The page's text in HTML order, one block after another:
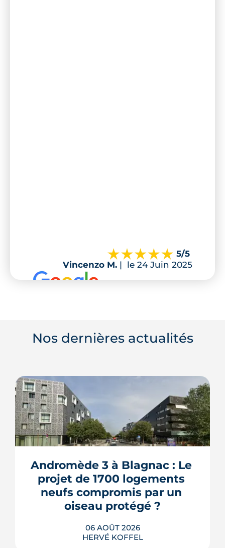
5/5
Vincenzo M. | le 24 Juin 2025
Nos dernières actualités
Andromède 3 à Blagnac : Le
projet de 1700 logements
neufs compromis par un
oiseau protégé ?
06 AOÛT 2026
HERVÉ KOFFEL